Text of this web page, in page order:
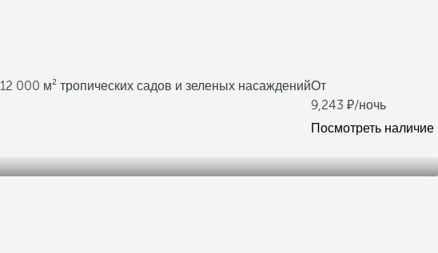
12 000 м² тропических садов и зеленых насажденийОт
9,243
/ночь
Посмотреть наличие